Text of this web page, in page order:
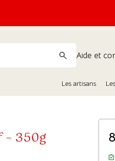
Aide et
Les artisans
– 350g